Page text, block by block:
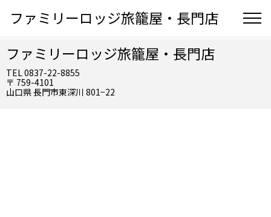
ファミリーロッジ旅籠屋・長門店
ファミリーロッジ旅籠屋・長門店
TEL 0837-22-8855
〒 759-4101
山口県 長門市東深川 801−22